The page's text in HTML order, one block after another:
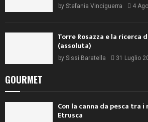
by Stefania Vinciguerra 4
Torre Rosazza e la ricerca
(assoluta)
by Sissi Baratella 31 Luglio
GOURMET
Con la canna da pesca tra
Etrusca